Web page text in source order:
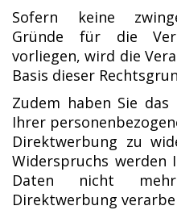
Sofern keine
Gründe für die
vorliegen, wird die
Basis dieser
Zudem haben Sie
Ihrer
Direktwerbung zu
Widerspruchs werden
Daten nicht
Direktwerbung